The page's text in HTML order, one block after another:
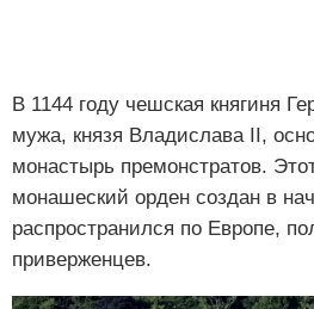
В 1144 году чешская княгиня
мужа, князя Владислава II,
монастырь премонстратов.
монашеский орден создан в
распространился по Европе,
приверженцев.